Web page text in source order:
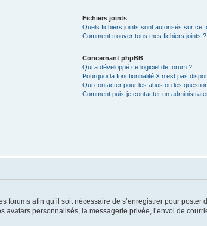
Fichiers joints
Quels fichiers joints sont autorisés sur ce
Comment trouver tous mes fichiers joints ?
Concernant phpBB
Qui a développé ce logiciel de forum ?
Pourquoi la fonctionnalité X n’est pas
Qui contacter pour les abus ou les
Comment puis-je contacter un
afin qu’il soit nécessaire de s’enregistrer pour
personnalisés, la messagerie privée, l’envoi de